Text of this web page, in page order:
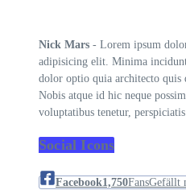
Nick Mars - Lorem ipsum
adipisicing elit. Minima
dolor optio quia architecto quis
Nobis atque id hic neque
voluptatibus tenetur,
Social Icons
Facebook1,750FansGefällt